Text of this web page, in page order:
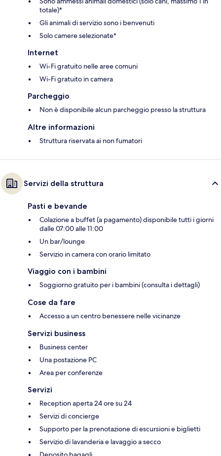
totale)*
Gli animali di servizio sono i benvenuti
Solo camere selezionate*
Internet
Wi-Fi gratuito nelle aree comuni
Wi-Fi gratuito in camera
Parcheggio
Non è disponibile alcun parcheggio presso la struttura
Altre informazioni
Struttura riservata ai non fumatori
Servizi della struttura
Pasti e bevande
Colazione a buffet (a pagamento) disponibile tutti i giorni
dalle 07:00 alle 11:00
Un bar/lounge
Servizio in camera con orario limitato
Viaggio con i bambini
Soggiorno gratuito per i bambini (consulta i dettagli)
Cose da fare
Accesso a un centro benessere nelle vicinanze
Servizi business
Business center
Una postazione PC
Area per conferenze
Servizi
Reception aperta 24 ore su 24
Servizi di concierge
Supporto per la prenotazione di escursioni e biglietti
Servizio di lavanderia e lavaggio a secco